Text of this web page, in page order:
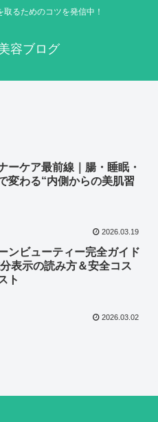
るためのコツを発信中！
容ブログ
ーケア最前線｜腸・睡眠・
変わる“内側からの美肌習
2026.03.19
ンビューティー完全ガイド
表示の読み方＆安全コス
ト
2026.03.02